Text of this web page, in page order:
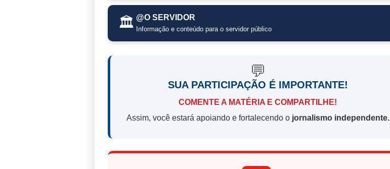
🏛️ @O SERVIDOR
Informação e conteúdo para o servidor público
💬
SUA PARTICIPAÇÃO É IMPORTANTE!
COMENTE A MATÉRIA E COMPARTILHE!
Assim, você estará apoiando e fortalecendo o jornalismo independente.